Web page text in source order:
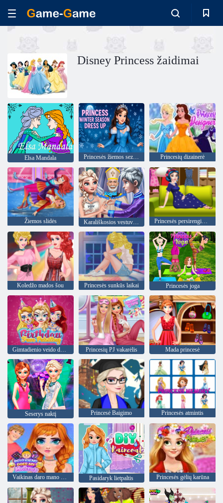
Disney Princess žaidimai
Elsa Mandala Princesės žiemos sezono suknelė Princesių dizainerė
Žiemos slidės Karališkosios vestuvių ceremonija Princesės persirengimo kambarys
Koledžo mados šou Princesės sunkūs laikai Princesės joga
Gimtadienio veido dažymas Princesių PJ vakarėlis Mada princesė
Seserys naktį Princesė Baigimo Princesės atmintis
Vaikinas daro mano makiažą Pasidaryk lietpaltis Princesės gėlių karūna